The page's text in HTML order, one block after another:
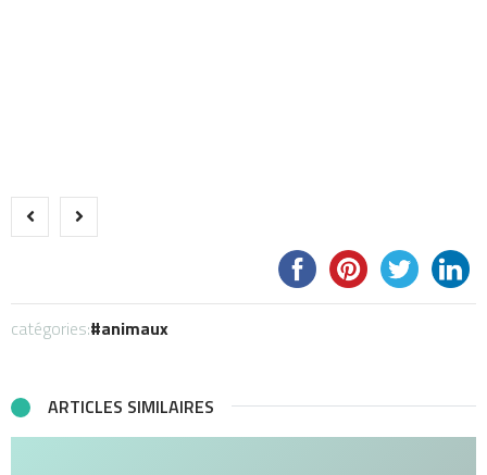
catégories: animaux
ARTICLES SIMILAIRES